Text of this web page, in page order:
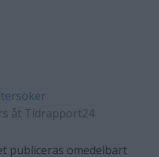
åt Tidrapport24
publiceras omedelbart